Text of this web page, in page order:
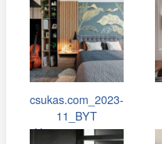
csukas.com_2023-
11_BYT
Hostivar_048.jpg